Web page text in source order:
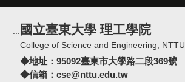
::: 國立臺東大學 理工學院
College of Science and Engineering, NTTU
◆地址： 95092臺東市大學路二段369號
◆信箱： cse@nttu.edu.tw